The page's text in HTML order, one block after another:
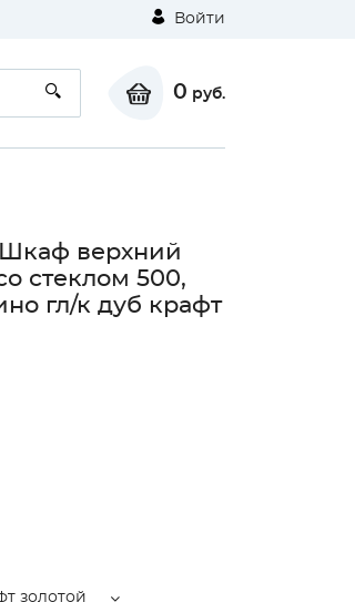
Войти
0 руб.
Шкаф верхний
стеклом 500,
гл/к дуб крафт
золотой